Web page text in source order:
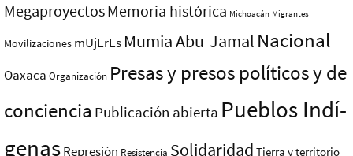
MegaproyectosMemoria histórica Michoacán Migrantes
Movilizaciones mUjErEs Mumia Abu-Jamal Nacional
Oaxaca Organización Presas y presos polí­ticos y de
conciencia Publicación abierta Pueblos Indí­
genasRepresión Resistencia Solidaridad Tierra y territorio